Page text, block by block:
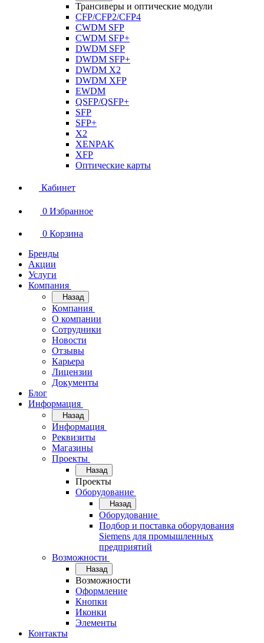
Трансиверы и оптические модули
CFP/CFP2/CFP4
CWDM SFP
CWDM SFP+
DWDM SFP
DWDM SFP+
DWDM X2
DWDM XFP
EWDM
QSFP/QSFP+
SFP
SFP+
X2
XENPAK
XFP
Оптические карты
Кабинет
0 Избранное
0 Корзина
Бренды
Акции
Услуги
Компания
Назад
Компания
О компании
Сотрудники
Новости
Отзывы
Карьера
Лицензии
Документы
Блог
Информация
Назад
Информация
Реквизиты
Магазины
Проекты
Назад
Проекты
Оборудование
Назад
Оборудование
Подбор и поставка оборудования
Siemens для промышленных
предприятий
Возможности
Назад
Возможности
Оформление
Кнопки
Иконки
Элементы
Контакты